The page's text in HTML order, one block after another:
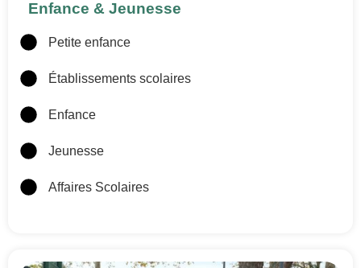
Enfance & Jeunesse
Petite enfance
Établissements scolaires
Enfance
Jeunesse
Affaires Scolaires